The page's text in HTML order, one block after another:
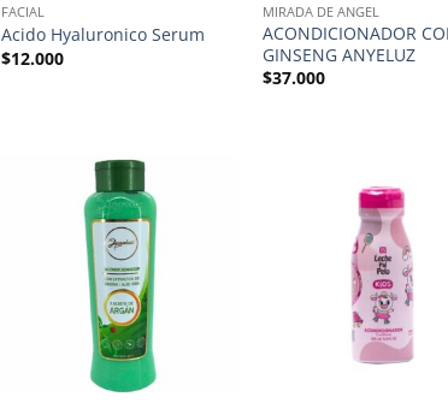
FACIAL
Acido Hyaluronico Serum
$12.000
MIRADA DE ANGEL
ACONDICIONADOR
GINSENG ANYELUZ
$37.000